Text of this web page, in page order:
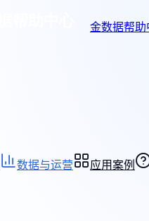
金数据帮助
数据与运营 应用案例